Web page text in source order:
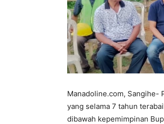
Manadoline.com, Sangihe-
yang selama 7 tahun
dibawah kepemimpinan